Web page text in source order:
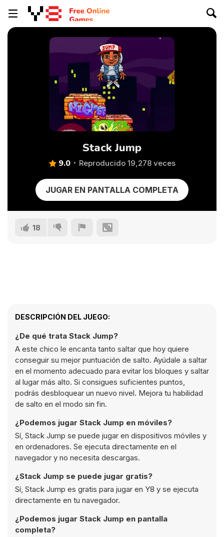
Stack Jump
9.0 Reproducido 19,278 veces
JUGAR EN PANTALLA COMPLETA
18
DESCRIPCIÓN DEL JUEGO:
¿De qué trata Stack Jump?
A este chico le encanta tanto saltar que hoy quiere
conseguir su mejor puntuación de salto. Ayúdale a saltar
en el momento adecuado para evitar los bloques y saltar
al lugar más alto. Si consigues suficientes puntos,
podrás desbloquear un nuevo nivel. Mejora tu habilidad
de salto en el modo sin fin.
¿Podemos jugar Stack Jump en móviles?
Sí, Stack Jump se puede jugar en dispositivos móviles y
en ordenadores. Se ejecuta directamente en el
navegador y no necesita descargas.
¿Stack Jump se puede jugar gratis?
Sí, Stack Jump es gratis para jugar en Y8 y se ejecuta
directamente en tu navegador.
¿Podemos jugar Stack Jump en pantalla
completa?